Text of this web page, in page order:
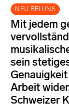
NEU BEI UNS
Mit jedem
sein
Arbeit
Schweizer